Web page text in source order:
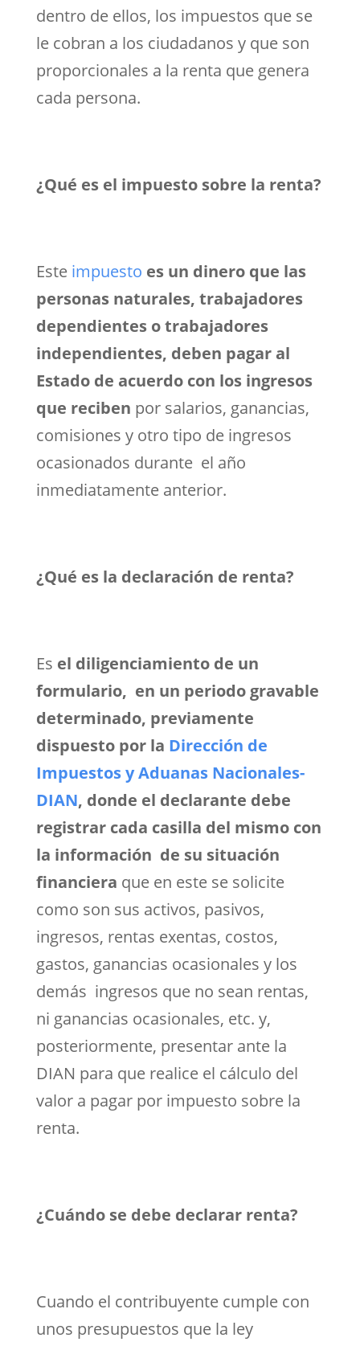
dentro de ellos, los impuestos que se
le cobran a los ciudadanos y que son
proporcionales a la renta que genera
cada persona.
¿Qué es el impuesto sobre la renta?
Este impuesto es un dinero que las
personas naturales, trabajadores
dependientes o trabajadores
independientes, deben pagar al
Estado de acuerdo con los ingresos
que reciben por salarios, ganancias,
comisiones y otro tipo de ingresos
ocasionados durante el año
inmediatamente anterior.
¿Qué es la declaración de renta?
Es el diligenciamiento de un
formulario, en un periodo gravable
determinado, previamente
dispuesto por la Dirección de
Impuestos y Aduanas Nacionales-
DIAN, donde el declarante debe
registrar cada casilla del mismo con
la información de su situación
financiera que en este se solicite
como son sus activos, pasivos,
ingresos, rentas exentas, costos,
gastos, ganancias ocasionales y los
demás ingresos que no sean rentas,
ni ganancias ocasionales, etc. y,
posteriormente, presentar ante la
DIAN para que realice el cálculo del
valor a pagar por impuesto sobre la
renta.
¿Cuándo se debe declarar renta?
Cuando el contribuyente cumple con
unos presupuestos que la ley